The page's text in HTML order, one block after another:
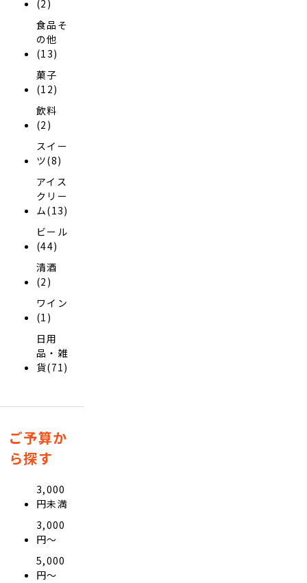
(2)
食品そ
の他
(13)
菓子
(12)
飲料
(2)
スイー
ツ(8)
アイス
クリー
ム(13)
ビール
(44)
清酒
(2)
ワイン
(1)
日用
品・雑
貨(71)
ご予算か
ら探す
3,000
円未満
3,000
円〜
5,000
円〜